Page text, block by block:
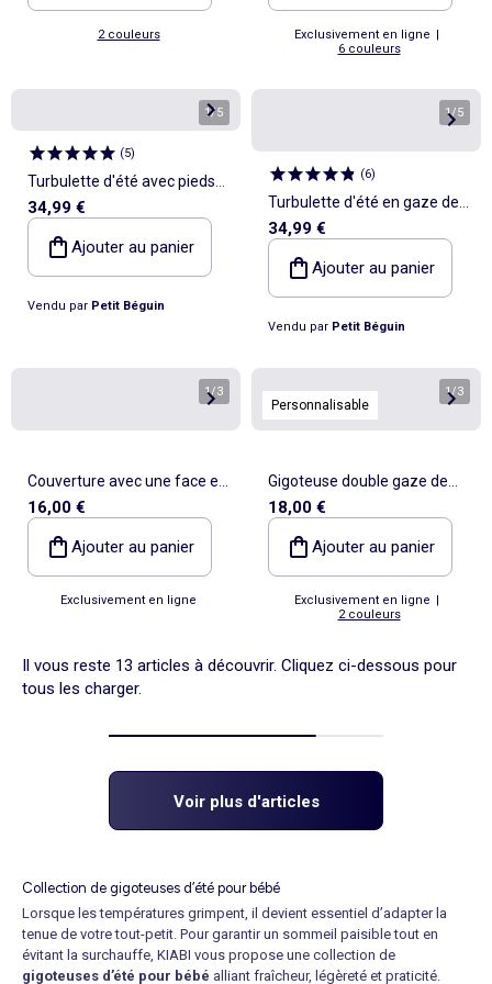
2 couleurs Exclusivement en ligne |
6 couleurs
1/5
(5)
Turbulette d'été avec pieds
retroussables Tango
34,99 €
Ajouter au panier
Vendu par Petit Béguin
1/5
(6)
Turbulette d'été en gaze de
coton avec pieds
retroussables Dumbea
34,99 €
Ajouter au panier
Vendu par Petit Béguin
1/3
Couverture avec une face en
jersey et une face en maille
douce
16,00 €
Ajouter au panier
Exclusivement en ligne
Personnalisable
1/3
Gigoteuse double gaze de
coton sans manches TOG 2
18,00 €
Ajouter au panier
Exclusivement en ligne |
2 couleurs
Il vous reste 13 articles à découvrir. Cliquez ci-dessous pour
tous les charger.
Voir plus d'articles
Collection de gigoteuses d’été pour bébé
Lorsque les températures grimpent, il devient essentiel d’adapter la
tenue de votre tout-petit. Pour garantir un sommeil paisible tout en
évitant la surchauffe, KIABI vous propose une collection de
gigoteuses d’été pour bébé alliant fraîcheur, légèreté et praticité.